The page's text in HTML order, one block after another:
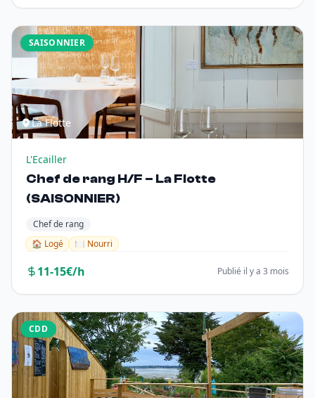
SAISONNIER
La Flotte
L'Ecailler
Chef de rang H/F – La Flotte
(SAISONNIER)
Chef de rang
🏠 Logé
🍽️ Nourri
11-15€/h Publié il y a 3 mois
CDD